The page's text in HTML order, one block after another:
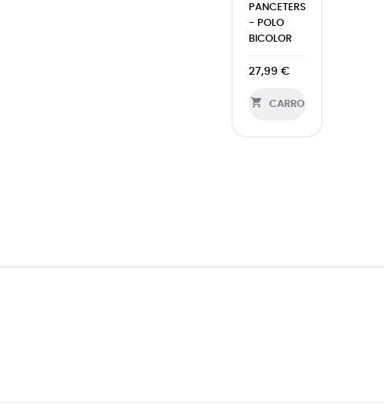
PANCETERS
- POLO
BICOLOR
27,99 €
 CARRO